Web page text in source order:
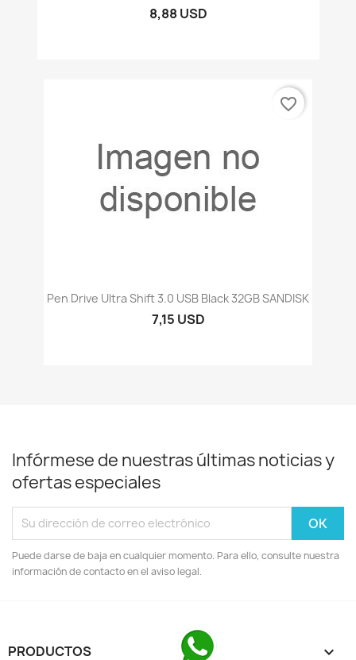
8,88 USD
Pen Drive Ultra Shift 3.0 USB Black 32GB SANDISK
7,15 USD
favorite_border
Infórmese de nuestras últimas noticias y
ofertas especiales
Puede darse de baja en cualquier momento. Para ello, consulte nuestra
información de contacto en el aviso legal.
PRODUCTOS 